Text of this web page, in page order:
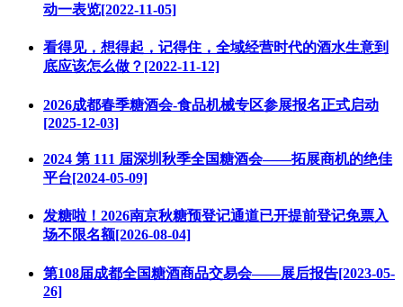
动一表览[2022-11-05]
看得见，想得起，记得住，全域经营时代的酒水生意到
底应该怎么做？[2022-11-12]
2026成都春季糖酒会-食品机械专区参展报名正式启动
[2025-12-03]
2024 第 111 届深圳秋季全国糖酒会——拓展商机的绝佳
平台[2024-05-09]
发糖啦！2026南京秋糖预登记通道已开提前登记免票入
场不限名额[2026-08-04]
第108届成都全国糖酒商品交易会——展后报告[2023-05-
26]